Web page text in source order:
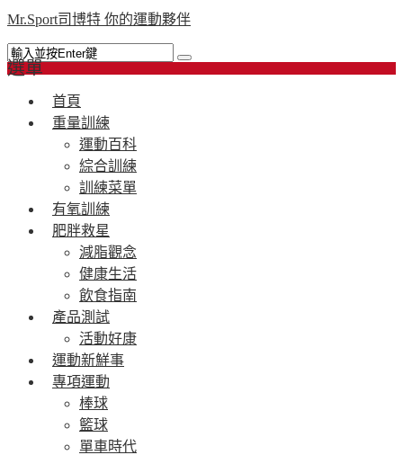
Mr.Sport司博特 你的運動夥伴
選單
首頁
重量訓練
運動百科
綜合訓練
訓練菜單
有氧訓練
肥胖救星
減脂觀念
健康生活
飲食指南
產品測試
活動好康
運動新鮮事
專項運動
棒球
籃球
單車時代